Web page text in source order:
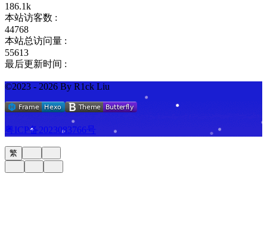
186.1k
本站访客数 :
44768
本站总访问量 :
55613
最后更新时间 :
©2023 - 2026 By R1ck Liu
粤ICP备2023083766号
繁